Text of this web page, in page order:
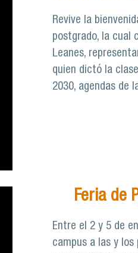
Revive la
postgrado, la cual
Leanes,
quien dictó la
2030, agendas de
Feria de
Entre el 2 y 5 de
campus a las y